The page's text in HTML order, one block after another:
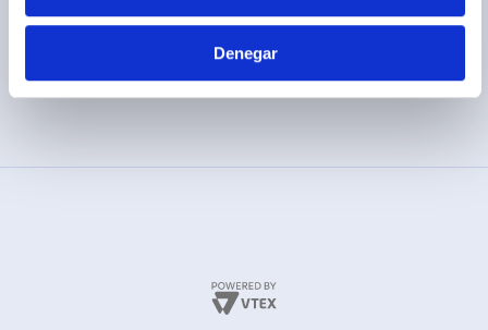
Denegar
MÉTODOS DE PAGO